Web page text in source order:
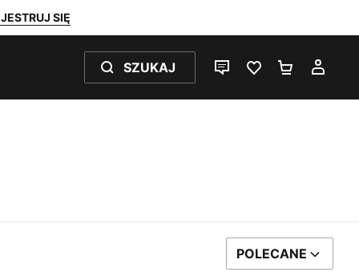
SIĘ
SZUKAJ
CZAT NA ŻYWO
ULUBIONE 0
KOSZYK
SORTUJ WEDŁUG
POLECANE